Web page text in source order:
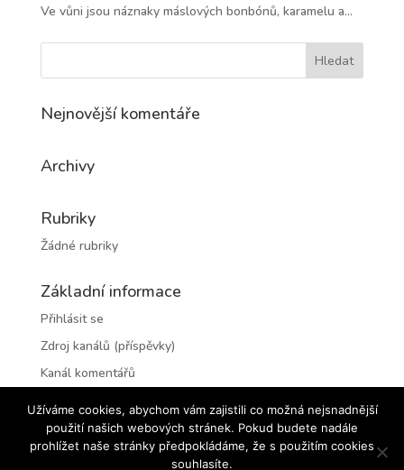
Ve vůni jsou náznaky máslových bonbónů, karamelu a...
Nejnovější komentáře
Archivy
Rubriky
Žádné rubriky
Základní informace
Přihlásit se
Zdroj kanálů (příspěvky)
Kanál komentářů
Česká lokalizace
Užíváme cookies, abychom vám zajistili co možná nejsnadnější
použití našich webových stránek. Pokud budete nadále
prohlížet naše stránky předpokládáme, že s použitím cookies
souhlasíte.